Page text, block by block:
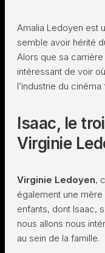
Amalia Ledoyen est
semble avoir hérité
Alors que sa
intéressant de voir
l’industrie du cinéma
Isaac, le
Virginie
Virginie Ledoyen,
également une
enfants, dont Isaac,
nous allons nous
au sein de la famille.